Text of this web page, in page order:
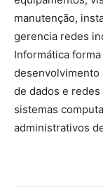
manutenção,
gerencia redes
Informática
desenvolvimento
de dados e
sistemas
administrativos